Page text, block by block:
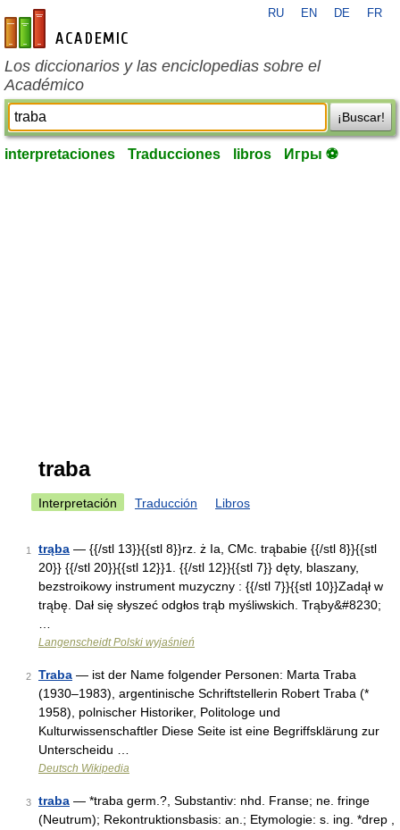
es-academic.com
RU EN DE FR
Los diccionarios y las enciclopedias sobre el
Académico
¡Buscar!
interpretaciones Traducciones libros Игры ⚽
traba
Interpretación Traducción Libros
1 trąba — {{/stl 13}}{{stl 8}}rz. ż Ia, CMc. trąbabie {{/stl 8}}{{stl
20}} {{/stl 20}}{{stl 12}}1. {{/stl 12}}{{stl 7}} dęty, blaszany,
bezstroikowy instrument muzyczny : {{/stl 7}}{{stl 10}}Zadął w
trąbę. Dał się słyszeć odgłos trąb myśliwskich. Trąby&#8230;
Langenscheidt Polski wyjaśnień
2 Traba — ist der Name folgender Personen: Marta Traba
(1930–1983), argentinische Schriftstellerin Robert Traba (*
1958), polnischer Historiker, Politologe und
Kulturwissenschaftler Diese Seite ist eine Begriffsklärung zur
Unterscheidu …
Deutsch Wikipedia
3 traba — *traba germ.?, Substantiv: nhd. Franse; ne. fringe
(Neutrum); Rekontruktionsbasis: an.; Etymologie: s. ing. *drep ,